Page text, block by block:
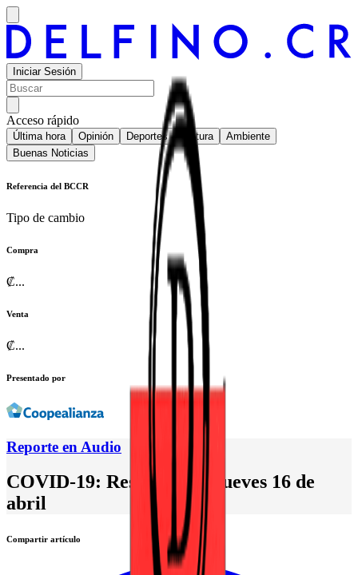
Iniciar Sesión
Acceso rápido
Última hora Opinión Deportes Cultura
Ambiente
Buenas Noticias
Referencia del BCCR
Tipo de cambio
Compra
₡...
Venta
₡...
Presentado por
Reporte en Audio
COVID-19: Resumen del jueves 16 de
abril
Compartir artículo